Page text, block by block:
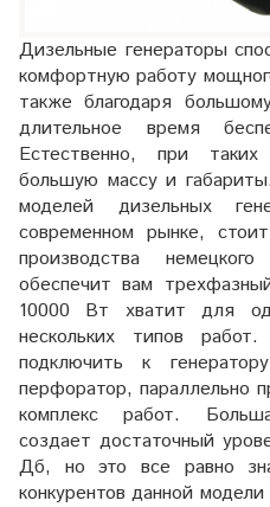
Дизельные генераторы
комфортную работу
также благодаря
длительное время
Естественно, при
большую массу и
моделей дизельных
современном рынке,
производства
обеспечит вам
10000 Вт хватит для
нескольких типов
подключить к
перфоратор, параллельно
комплекс работ.
создает достаточный
Дб, но это все равно
конкурентов данной